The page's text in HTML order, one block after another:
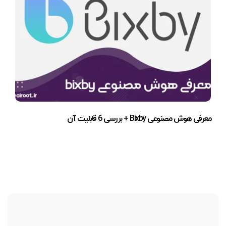
معرفی هوش مصنوعی Bixby + بررسی 6 قابلیت آن